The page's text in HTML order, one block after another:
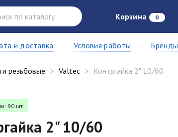
Корзина 0
и доставка Условия работы Бренды
резьбовые Valtec Контргайка 2" 10/60
90 шт.
2" 10/60